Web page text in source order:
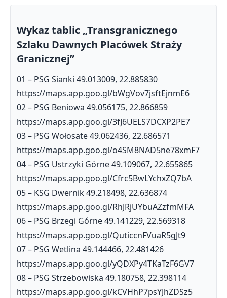
Wykaz tablic „Transgranicznego
Szlaku Dawnych Placówek Straży
Granicznej”
01 – PSG Sianki 49.013009, 22.885830
https://maps.app.goo.gl/bWgVov7jsftEjnmE6
02 – PSG Beniowa 49.056175, 22.866859
https://maps.app.goo.gl/3fJ6UELS7DCXP2PE7
03 – PSG Wołosate 49.062436, 22.686571
https://maps.app.goo.gl/o4SM8NAD5ne78xmF7
04 – PSG Ustrzyki Górne 49.109067, 22.655865
https://maps.app.goo.gl/Cfrc5BwLYchxZQ7bA
05 – KSG Dwernik 49.218498, 22.636874
https://maps.app.goo.gl/RhJRjUYbuAZzfmMFA
06 – PSG Brzegi Górne 49.141229, 22.569318
https://maps.app.goo.gl/QuticcnFVuaR5gJt9
07 – PSG Wetlina 49.144466, 22.481426
https://maps.app.goo.gl/yQDXPy4TKaTzF6GV7
08 – PSG Strzebowiska 49.180758, 22.398114
https://maps.app.goo.gl/kCVHhP7psYJhZDSz5